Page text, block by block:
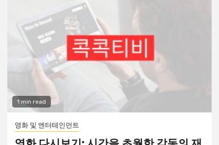
1 min read
영화 및 엔터테인먼트